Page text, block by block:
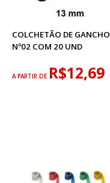
COLCHETÃO DE GANCHO
Nº02 COM 20 UND
A PARTIR DE R$12,69